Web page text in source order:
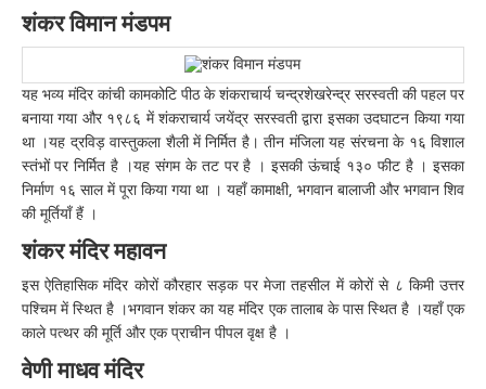
शंकर विमान मंडपम
यह भव्य मंदिर कांची कामकोटि पीठ के शंकराचार्य चन्द्रशेखरेन्द्र सरस्वती की पहल पर
बनाया गया और १९८६ में शंकराचार्य जयेंद्र सरस्वती द्वारा इसका उदघाटन किया गया
था ।यह द्रविड़ वास्तुकला शैली में निर्मित है। तीन मंजिला यह संरचना के १६ विशाल
स्तंभों पर निर्मित है ।यह संगम के तट पर है । इसकी ऊंचाई १३० फीट है । इसका
निर्माण १६ साल में पूरा किया गया था । यहाँ कामाक्षी, भगवान बालाजी और भगवान शिव
की मूर्तियाँ हैं ।
शंकर मंदिर महावन
इस ऐतिहासिक मंदिर कोरों कौरहार सड़क पर मेजा तहसील में कोरों से ८ किमी उत्तर
पश्चिम में स्थित है ।भगवान शंकर का यह मंदिर एक तालाब के पास स्थित है ।यहाँ एक
काले पत्थर की मूर्ति और एक प्राचीन पीपल वृक्ष है ।
वेणी माधव मंदिर